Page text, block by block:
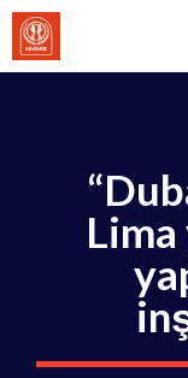
İçeriğe
atla
Lima